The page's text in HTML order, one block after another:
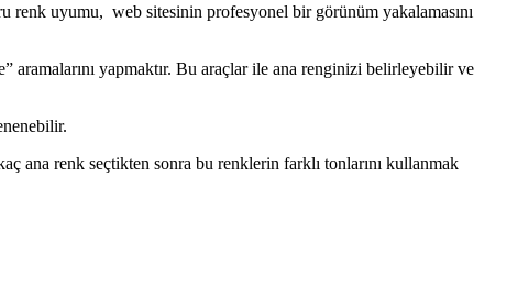
uyumu, web sitesinin profesyonel bir görünüm yakalamasını
yapmaktır. Bu araçlar ile ana renginizi belirleyebilir ve
ana renk seçtikten sonra bu renklerin farklı tonlarını kullanmak